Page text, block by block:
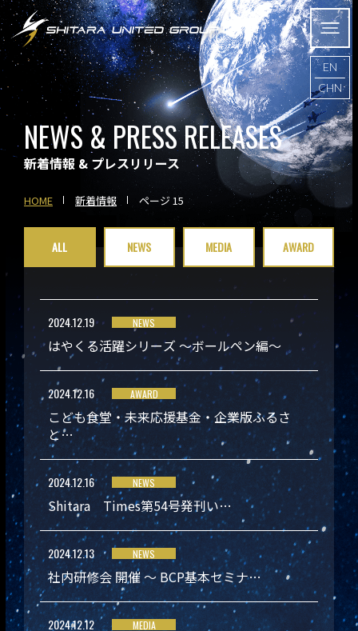
EN
CHN
NEWS & PRESS RELEASES
新着情報 & プレスリリース
HOME 新着情報 ページ 15
ALL NEWS MEDIA AWARD
2024.12.19 NEWS
はやくる活躍シリーズ ～ボールペン編～
2024.12.16 AWARD
こども食堂・未来応援基金・企業版ふるさ
と…
2024.12.16 NEWS
Shitara Times第54号発刊い…
2024.12.13 NEWS
社内研修会 開催 ～ BCP基本セミナ…
2024.12.12 MEDIA